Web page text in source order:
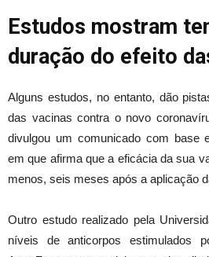
Estudos mostram
duração do efeito
Alguns estudos, no entanto, dão
das vacinas contra o novo
divulgou um comunicado com base
em que afirma que a eficácia da sua
menos, seis meses após a aplicação
Outro estudo realizado pela
níveis de anticorpos estimulados